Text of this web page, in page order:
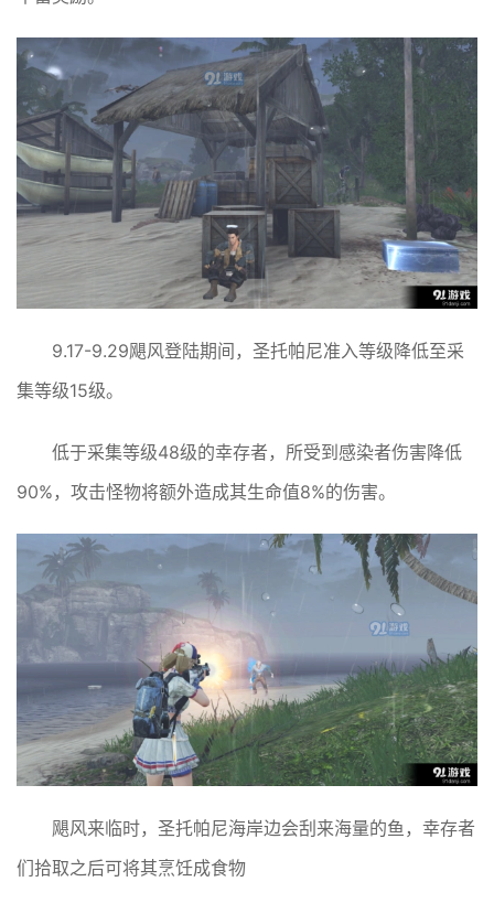
9.17-9.29飓风登陆期间，圣托帕尼准入等级降低至采
集等级15级。
低于采集等级48级的幸存者，所受到感染者伤害降低
90%，攻击怪物将额外造成其生命值8%的伤害。
飓风来临时，圣托帕尼海岸边会刮来海量的鱼，幸存者
们拾取之后可将其烹饪成食物